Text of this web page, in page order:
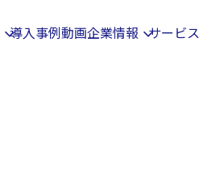
導入事例動画企業情報 サービス
事業カテゴリで探す